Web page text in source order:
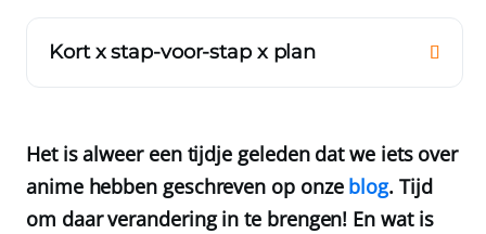
Kort x stap-voor-stap x plan
Het is alweer een tijdje geleden dat we iets over
anime hebben geschreven op onze blog. Tijd
om daar verandering in te brengen! En wat is